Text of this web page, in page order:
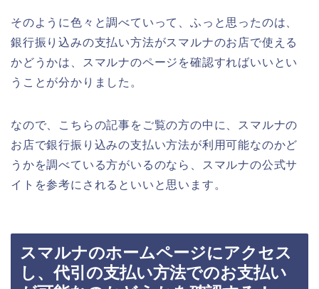
そのように色々と調べていって、ふっと思ったのは、
銀行振り込みの支払い方法がスマルナのお店で使える
かどうかは、スマルナのページを確認すればいいとい
うことが分かりました。
なので、こちらの記事をご覧の方の中に、スマルナの
お店で銀行振り込みの支払い方法が利用可能なのかど
うかを調べている方がいるのなら、スマルナの公式サ
イトを参考にされるといいと思います。
スマルナのホームページにアクセス
し、代引の支払い方法でのお支払い